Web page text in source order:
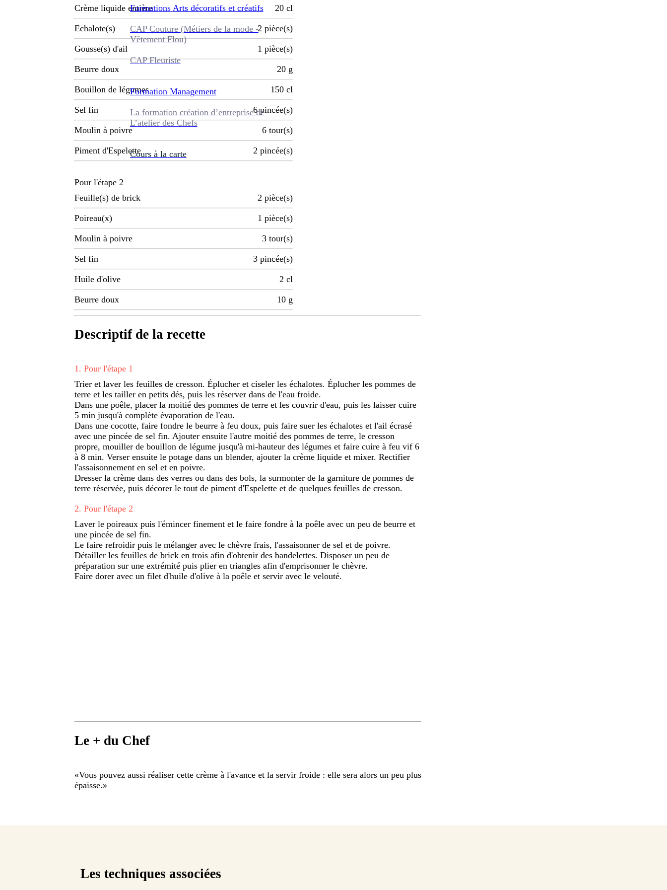
Formations Arts décoratifs et créatifs
CAP Couture (Métiers de la mode -
Vêtement Flou)
CAP Fleuriste
Formation Management
La formation création d’entreprise de
L’atelier des Chefs
Cours à la carte
Crème liquide entière 20 cl
Echalote(s) 2 pièce(s)
Gousse(s) d'ail 1 pièce(s)
Beurre doux 20 g
Bouillon de légumes 150 cl
Sel fin 6 pincée(s)
Moulin à poivre 6 tour(s)
Piment d'Espelette 2 pincée(s)
Pour l'étape 2
Feuille(s) de brick
2 pièce(s)
Poireau(x) 1 pièce(s)
Moulin à poivre 3 tour(s)
Sel fin 3 pincée(s)
Huile d'olive 2 cl
Beurre doux 10 g
Descriptif de la recette
1 . Pour l'étape 1
Trier et laver les feuilles de cresson. Éplucher et ciseler les échalotes. Éplucher les pommes de
terre et les tailler en petits dés, puis les réserver dans de l'eau froide.
Dans une poêle, placer la moitié des pommes de terre et les couvrir d'eau, puis les laisser cuire
5 min jusqu'à complète évaporation de l'eau.
Dans une cocotte, faire fondre le beurre à feu doux, puis faire suer les échalotes et l'ail écrasé
avec une pincée de sel fin. Ajouter ensuite l'autre moitié des pommes de terre, le cresson
propre, mouiller de bouillon de légume jusqu'à mi-hauteur des légumes et faire cuire à feu vif 6
à 8 min. Verser ensuite le potage dans un blender, ajouter la crème liquide et mixer. Rectifier
l'assaisonnement en sel et en poivre.
Dresser la crème dans des verres ou dans des bols, la surmonter de la garniture de pommes de
terre réservée, puis décorer le tout de piment d'Espelette et de quelques feuilles de cresson.
2. Pour l'étape 2
Laver le poireaux puis l'émincer finement et le faire fondre à la poêle avec un peu de beurre et
une pincée de sel fin.
Le faire refroidir puis le mélanger avec le chèvre frais, l'assaisonner de sel et de poivre.
Détailler les feuilles de brick en trois afin d'obtenir des bandelettes. Disposer un peu de
préparation sur une extrémité puis plier en triangles afin d'emprisonner le chèvre.
Faire dorer avec un filet d'huile d'olive à la poêle et servir avec le velouté.
Le + du Chef
«Vous pouvez aussi réaliser cette crème à l'avance et la servir froide : elle sera alors un peu plus
épaisse.»
Les techniques associées